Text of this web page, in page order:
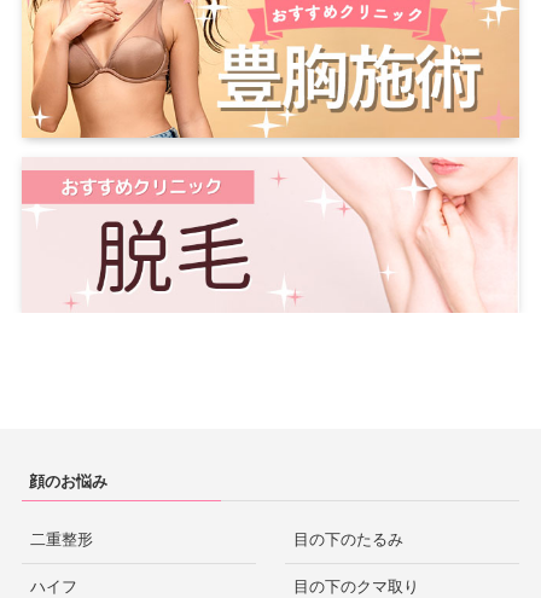
顔のお悩み
二重整形
ハイフ
目の下のたるみ
目の下のクマ取り